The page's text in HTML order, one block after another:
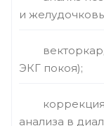
и
ЭКГ покоя);
анализа в